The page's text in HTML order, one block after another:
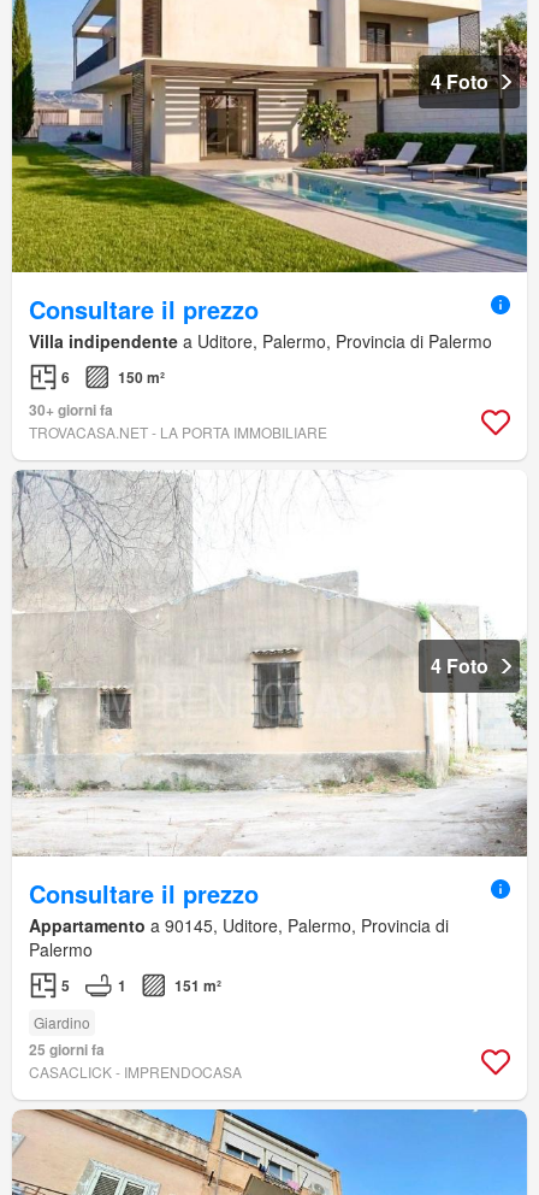
4 Foto
Consultare il prezzo
Villa indipendente a Uditore, Palermo, Provincia di Palermo
6
150 m²
30+ giorni fa
TROVACASA.NET - LA PORTA IMMOBILIARE
4 Foto
Consultare il prezzo
Appartamento a 90145, Uditore, Palermo, Provincia di
Palermo
5 1 151 m²
Giardino
25 giorni fa
CASACLICK - IMPRENDOCASA